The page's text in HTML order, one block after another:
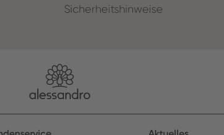
Sicherheitshinweise